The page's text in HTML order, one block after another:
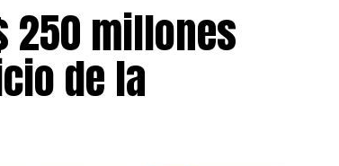
250 millones
de la